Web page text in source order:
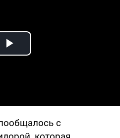
Play Video
с